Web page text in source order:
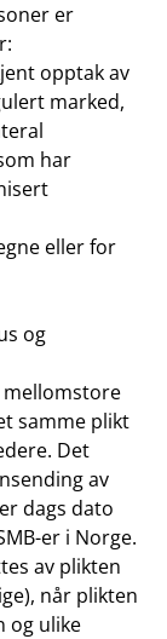
er
opptak av
marked,
har
eller for
og
mellomstore
samme plikt
Det
av
dags dato
er i Norge.
av plikten
når plikten
og ulike